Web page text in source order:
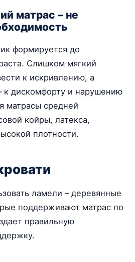
матрас – не
формируется до
Слишком мягкий
к искривлению, а
к дискомфорту и нарушению
матрасы средней
койры, латекса,
плотности.
ламели – деревянные
поддерживают матрас по
правильную